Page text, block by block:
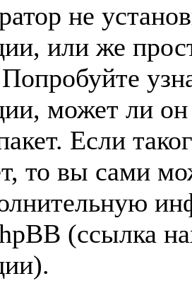
не
или же
может ли
Если
то вы сами
(ссылка